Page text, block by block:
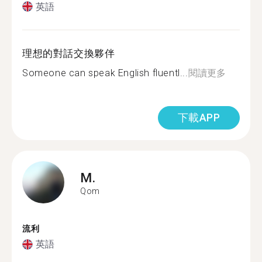
英語
理想的對話交換夥伴
Someone can speak English fluentl... 閱讀更多
下載APP
M.
Qom
流利
英語